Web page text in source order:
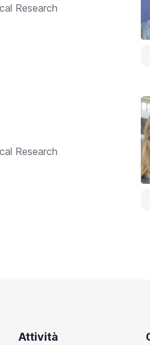
Research
Research
Attività